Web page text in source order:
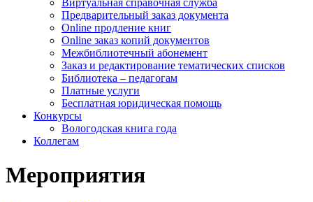
Виртуальная справочная служба
Предварительный заказ документа
Online продление книг
Online заказ копий документов
Межбиблиотечный абонемент
Заказ и редактирование тематических списков
Библиотека – педагогам
Платные услуги
Бесплатная юридическая помощь
Конкурсы
Вологодская книга года
Коллегам
Мероприятия